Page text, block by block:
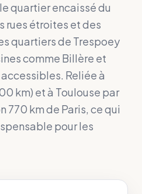
quartier encaissé du
rues étroites et des
quartiers de Trespoey
comme Billère et
Reliée à
km) et à Toulouse par
770 km de Paris, ce qui
pour les